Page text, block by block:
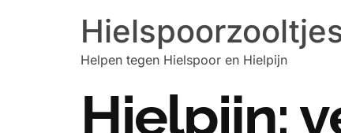
Helpen tegen Hielspoor en Hielpijn
Hielpijn: